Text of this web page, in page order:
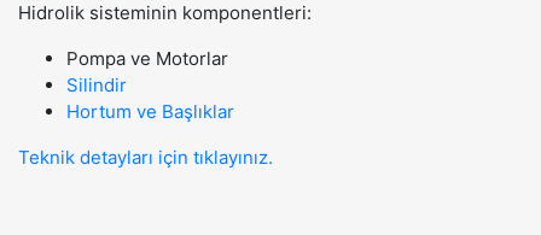
Hidrolik sisteminin komponentleri:
Pompa ve Motorlar
Silindir
Hortum ve Başlıklar
Teknik detayları için tıklayınız.